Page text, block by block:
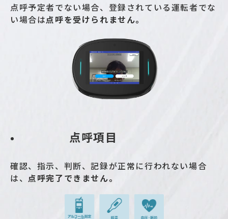
点呼予定者でない場合、登録されている運転者でな
い場合は点呼を受けられません。
点呼項目
確認、指示、判断、記録が正常に行われない場合
は、 点呼完了できません。